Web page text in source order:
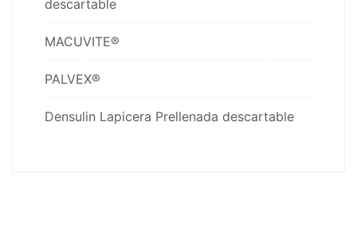
descartable
MACUVITE®
PALVEX®
Densulin Lapicera Prellenada descartable